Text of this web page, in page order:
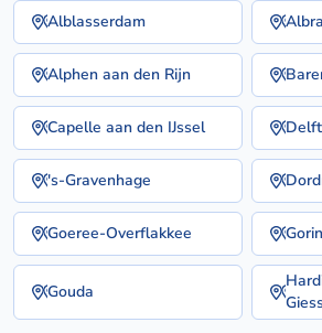
Alblasserdam
Alphen aan den Rijn
Capelle aan den IJssel Delft
's-Gravenhage
Goeree-Overflakkee
Gouda